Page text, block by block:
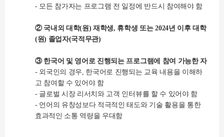
- 모든 참가자는 프로그램 전 일정에 반드시 참여해야 함
② 국내외 대학(원) 재학생, 휴학생 또는 2024년 이후 대학
(원) 졸업자(국적무관)
③ 한국어 및 영어로 진행되는 프로그램에 참여 가능한 자
- 외국인의 경우, 한국어로 진행되는 교육 내용을 이해하
고 참여할 수 있어야 함
- 글로벌 시장 리서치와 고객 인터뷰를 할 수 있어야 함
- 언어의 유창성보다 적극적인 태도와 기술 활용을 통한
효과적인 소통 역량을 우대함